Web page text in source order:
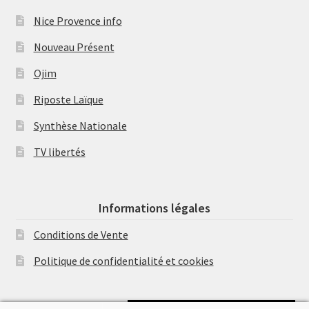
Nice Provence info
Nouveau Présent
Ojim
Riposte Laïque
Synthèse Nationale
TV libertés
Informations légales
Conditions de Vente
Politique de confidentialité et cookies